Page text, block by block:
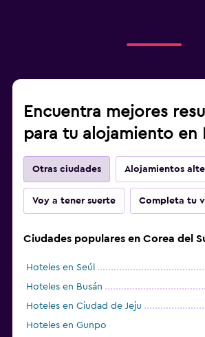
Encuentra mejores
para tu alojamiento en
Otras ciudades Alojamientos
Voy a tener suerte Completa tu
Ciudades populares en Corea del
Hoteles en Seúl
Hoteles en Busán
Hoteles en Ciudad de Jeju
Hoteles en Gunpo